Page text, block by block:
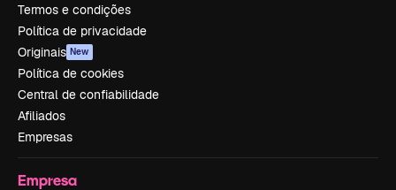
Termos e condições
Política de privacidade
Originais New
Política de cookies
Central de confiabilidade
Afiliados
Empresas
Empresa